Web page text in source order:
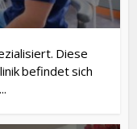
Diese
befindet sich